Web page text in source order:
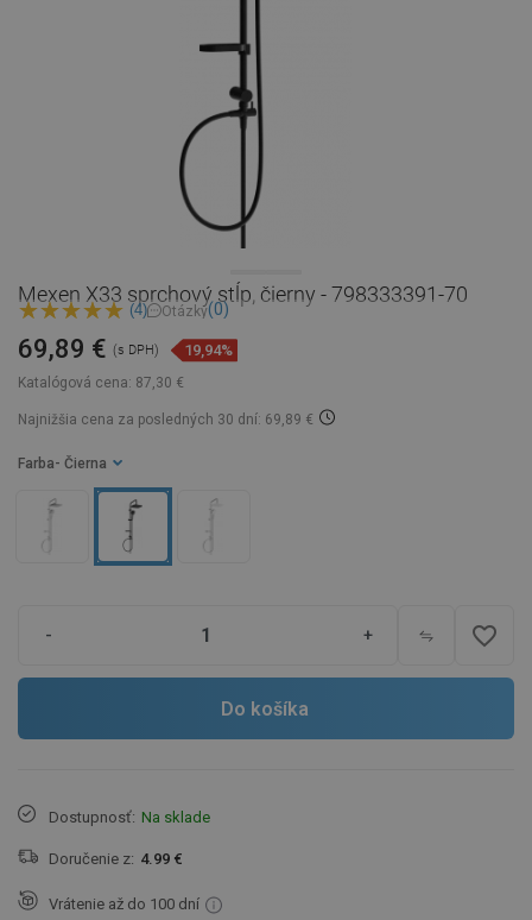
Mexen X33 sprchový stĺp, čierny - 798333391-70
(4) Otázky(0)
Katalógová cena: 87,30 €
69,89 € (s DPH) 19,94%
Najnižšia cena za posledných 30 dní: 69,89 €
Farba - Čierna
- + favorite_border
Do košíka
Dostupnosť: Na sklade
Doručenie z: 4.99 €
Vrátenie až do 100 dní